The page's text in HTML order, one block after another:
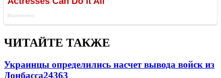
ЧИТАЙТЕ ТАКЖЕ
Украинцы определились насчет вывода войск из
Донбасса24363